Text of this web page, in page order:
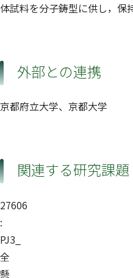
体試料を分子鋳型に供し，保
外部との連携
京都府立大学、京都大学
関連する研究課題
27606
:
PJ3_
全
懸